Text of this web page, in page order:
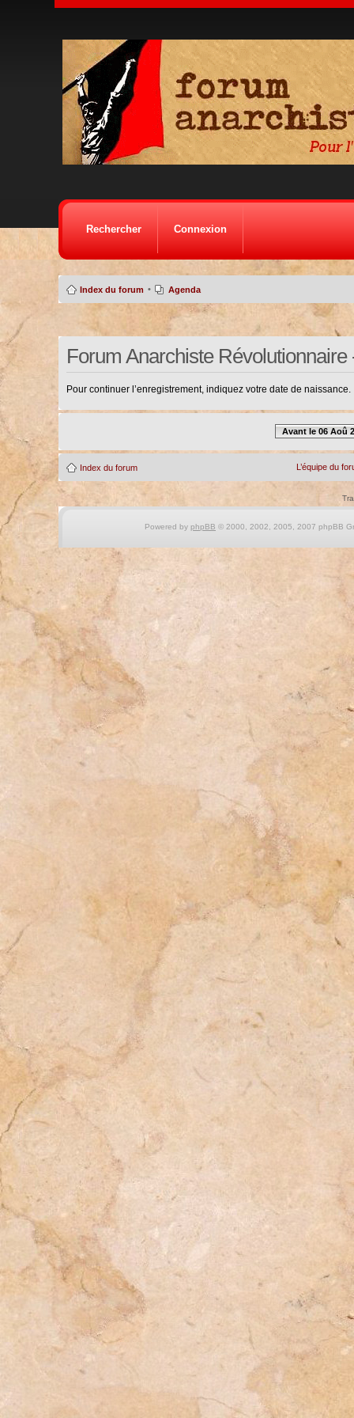
Rechercher Connexion
Index du forum • Agenda
Forum Anarchiste
Pour continuer l’enregistrement, indiquez votre date de naissance.
Avant le 06 Aoû
Index du forum L’équipe du
Powered by phpBB © 2000, 2002, 2005, 2007 phpBB